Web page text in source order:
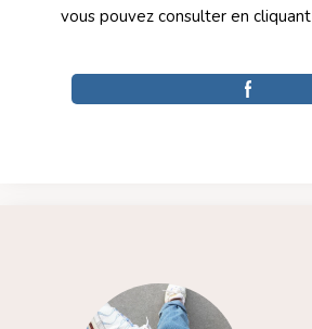
vous pouvez consulter en cliquant